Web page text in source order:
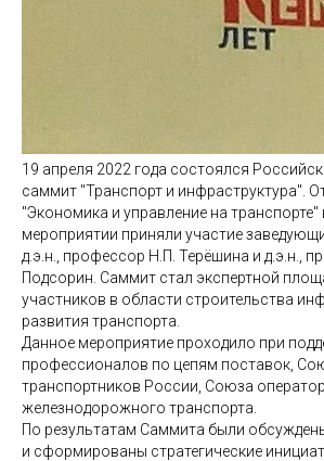
19 апреля 2022 года состоялся
саммит "Транспорт и инфраструктура".
"Экономика и управление на транспорте"
мероприятии приняли участие
д.э.н., профессор Н.П. Терёшина и д.э.н.,
Подсорин. Саммит стал экспертной
участников в области строительства
развития транспорта.
Данное мероприятие проходило при
профессионалов по цепям поставок,
транспортников России, Союза
железнодорожного транспорта.
По результатам Саммита были
и сформированы стратегические